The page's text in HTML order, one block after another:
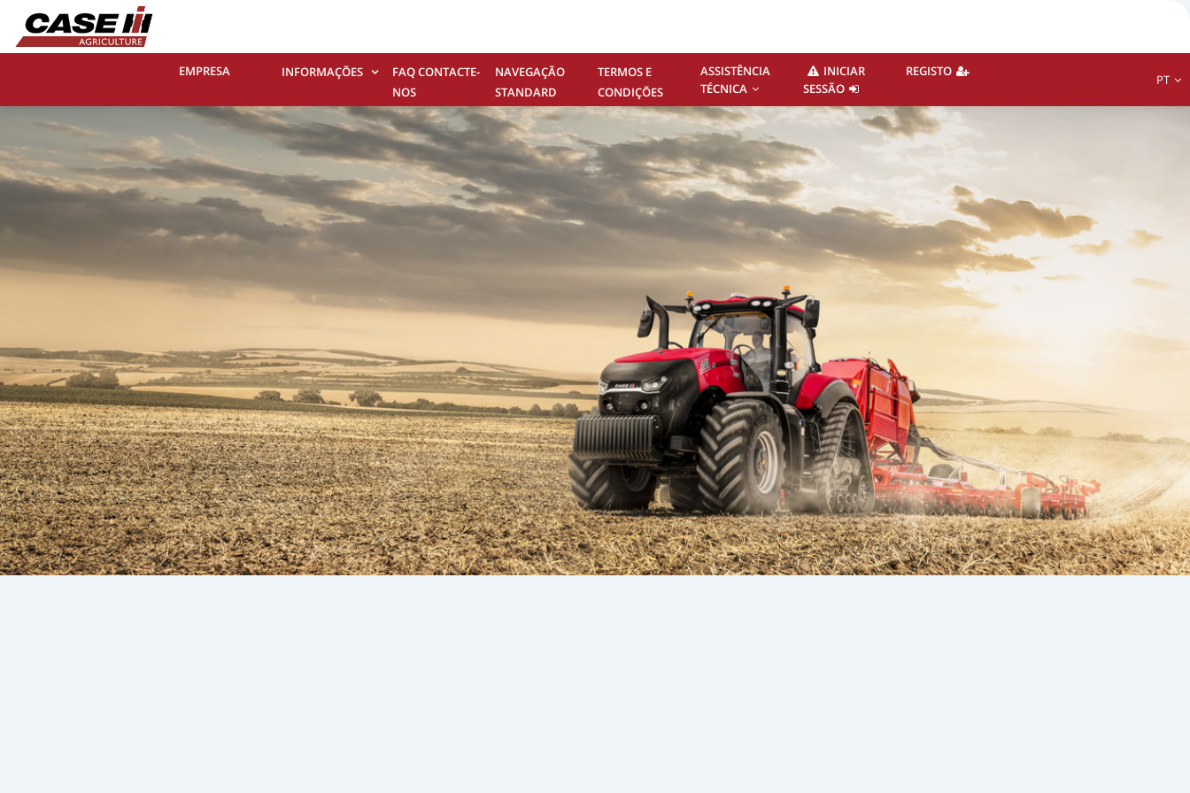
EMPRESA INFORMAÇÕES
FAQ CONTACTE-
NOS
NAVEGAÇÃO
STANDARD
TERMOS E
CONDIÇÕES
ASSISTÊNCIA
TÉCNICA
INICIAR
SESSÃO
REGISTO
PT